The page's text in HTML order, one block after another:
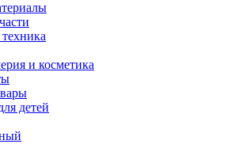
и косметика
детей